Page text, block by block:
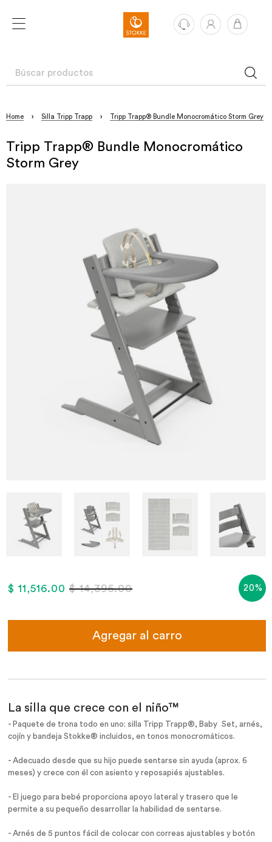
Home › Silla Tripp Trapp › Tripp Trapp® Bundle Monocromático Storm Grey
Tripp Trapp® Bundle Monocromático
Storm Grey
$ 11,516.00$ 14,395.00 20%
Agregar al carro
La silla que crece con el niño™
- Paquete de trona todo en uno: silla Tripp Trapp®, Baby Set, arnés,
cojín y bandeja Stokke® incluidos, en tonos monocromáticos.
- Adecuado desde que su hijo puede sentarse sin ayuda (aprox. 6
meses) y crece con él con asiento y reposapiés ajustables.
- El juego para bebé proporciona apoyo lateral y trasero que le
permite a su pequeño desarrollar la habilidad de sentarse.
- Arnés de 5 puntos fácil de colocar con correas ajustables y botón